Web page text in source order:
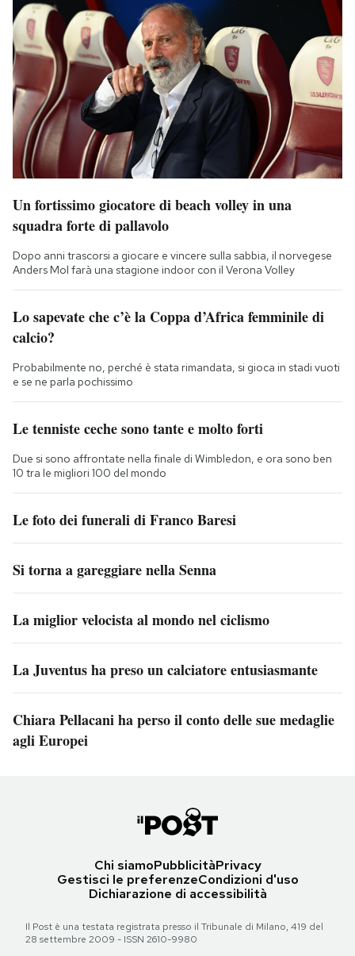
Un fortissimo giocatore di beach volley in una
squadra forte di pallavolo
Dopo anni trascorsi a giocare e vincere sulla sabbia, il norvegese
Anders Mol farà una stagione indoor con il Verona Volley
Lo sapevate che c’è la Coppa d’Africa femminile di
calcio?
Probabilmente no, perché è stata rimandata, si gioca in stadi vuoti
e se ne parla pochissimo
Le tenniste ceche sono tante e molto forti
Due si sono affrontate nella finale di Wimbledon, e ora sono ben
10 tra le migliori 100 del mondo
Le foto dei funerali di Franco Baresi
Si torna a gareggiare nella Senna
La miglior velocista al mondo nel ciclismo
La Juventus ha preso un calciatore entusiasmante
Chiara Pellacani ha perso il conto delle sue medaglie
agli Europei
Chi siamoPubblicitàPrivacy
Gestisci le preferenzeCondizioni d'uso
Dichiarazione di accessibilità
Il Post è una testata registrata presso il Tribunale di Milano, 419 del
28 settembre 2009 - ISSN 2610-9980